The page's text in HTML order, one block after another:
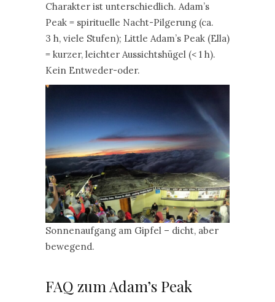
Charakter ist unterschiedlich. Adam’s
Peak = spirituelle Nacht-Pilgerung (ca.
3 h, viele Stufen); Little Adam’s Peak (Ella)
= kurzer, leichter Aussichtshügel (< 1 h).
Kein Entweder-oder.
Sonnenaufgang am Gipfel – dicht, aber
bewegend.
FAQ zum Adam’s Peak